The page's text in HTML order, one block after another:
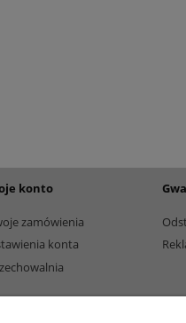
konto
zamówienia
konta